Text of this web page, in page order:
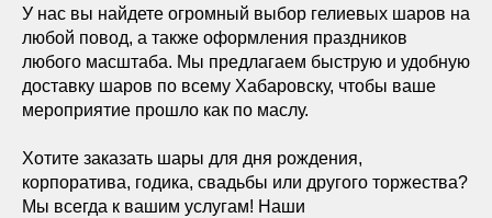
У нас вы найдете огромный выбор гелиевых шаров на
любой повод, а также оформления праздников
любого масштаба. Мы предлагаем быструю и удобную
доставку шаров по всему Хабаровску, чтобы ваше
мероприятие прошло как по маслу.
Хотите заказать шары для дня рождения,
корпоратива, годика, свадьбы или другого торжества?
Мы всегда к вашим услугам! Наши